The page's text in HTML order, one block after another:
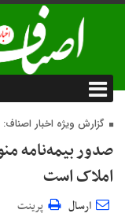
گزارش ویژه اخبار اصناف:
صدور بیمه‌نامه
املاک است
ارسال پرینت